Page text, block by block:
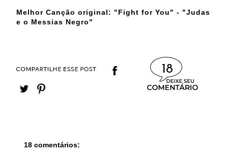
Melhor Canção original: "Fight for You" - "Judas
e o Messias Negro"
18
18 comentários: